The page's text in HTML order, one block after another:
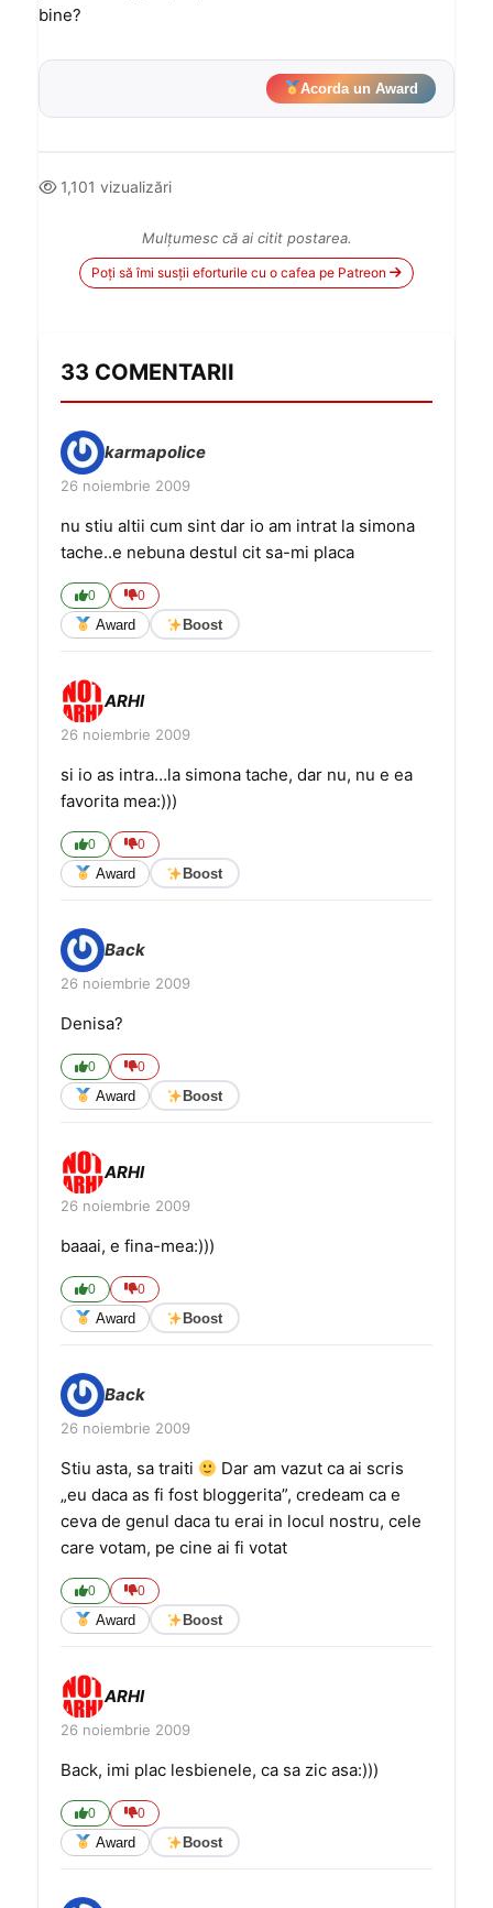
bine?
Acorda un Award
1,101 vizualizări
Mulțumesc că ai citit postarea.
Poți să îmi susții eforturile cu o cafea pe Patreon
33 COMENTARII
karmapolice
26 noiembrie 2009
nu stiu altii cum sint dar io am intrat la simona
tache..e nebuna destul cit sa-mi placa
0 0
Award Boost
ARHI
26 noiembrie 2009
si io as intra…la simona tache, dar nu, nu e ea
favorita mea:)))
0 0
Award Boost
Back
26 noiembrie 2009
Denisa?
0 0
Award Boost
ARHI
26 noiembrie 2009
baaai, e fina-mea:)))
0 0
Award Boost
Back
26 noiembrie 2009
Stiu asta, sa traiti
Dar am vazut ca ai scris
„eu daca as fi fost bloggerita”, credeam ca e
ceva de genul daca tu erai in locul nostru, cele
care votam, pe cine ai fi votat
0 0
Award Boost
ARHI
26 noiembrie 2009
Back, imi plac lesbienele, ca sa zic asa:)))
0 0
Award Boost